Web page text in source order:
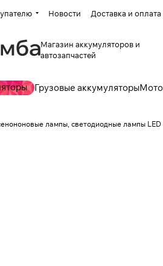
Новости Доставка и оплата
Магазин аккумуляторов и
автозапчастей
Грузовые аккумуляторы
лампы, светодиодные лампы LED